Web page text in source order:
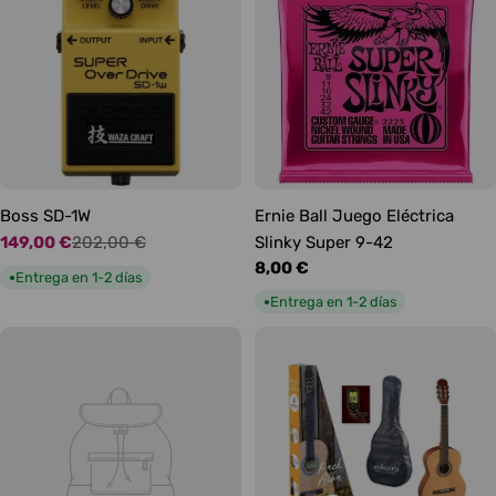
Boss SD-1W
Precio
de
149,00 €
Precio
habitual
202,00 €
●Entrega en 1-2 días
Ernie Ball Juego Eléctrica
Slinky Super 9-42
Precio
habitual
8,00 €
●Entrega en 1-2 días